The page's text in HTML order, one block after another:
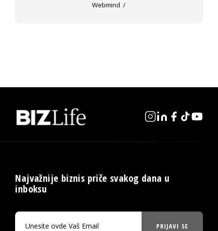
Webmind
Najvažnije biznis priče svakog dana u
inboksu
PRIJAVI SE